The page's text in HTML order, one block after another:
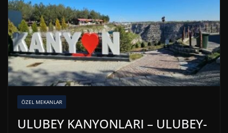
ÖZEL MEKANLAR
ULUBEY KANYONLARI – ULUBEY-